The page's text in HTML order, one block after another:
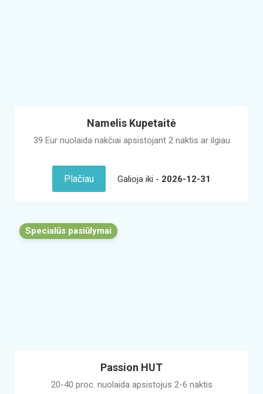
Namelis Kupetaitė
39 Eur nuolaida nakčiai apsistojant 2 naktis ar ilgiau
Plačiau Galioja iki - 2026-12-31
Specialūs pasiūlymai
Passion HUT
20-40 proc. nuolaida apsistojus 2-6 naktis